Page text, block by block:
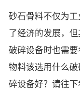
砂石骨料不仅为
了经济的发展，
破碎设备时也需
物料该选用什么
碎设备好？请往下